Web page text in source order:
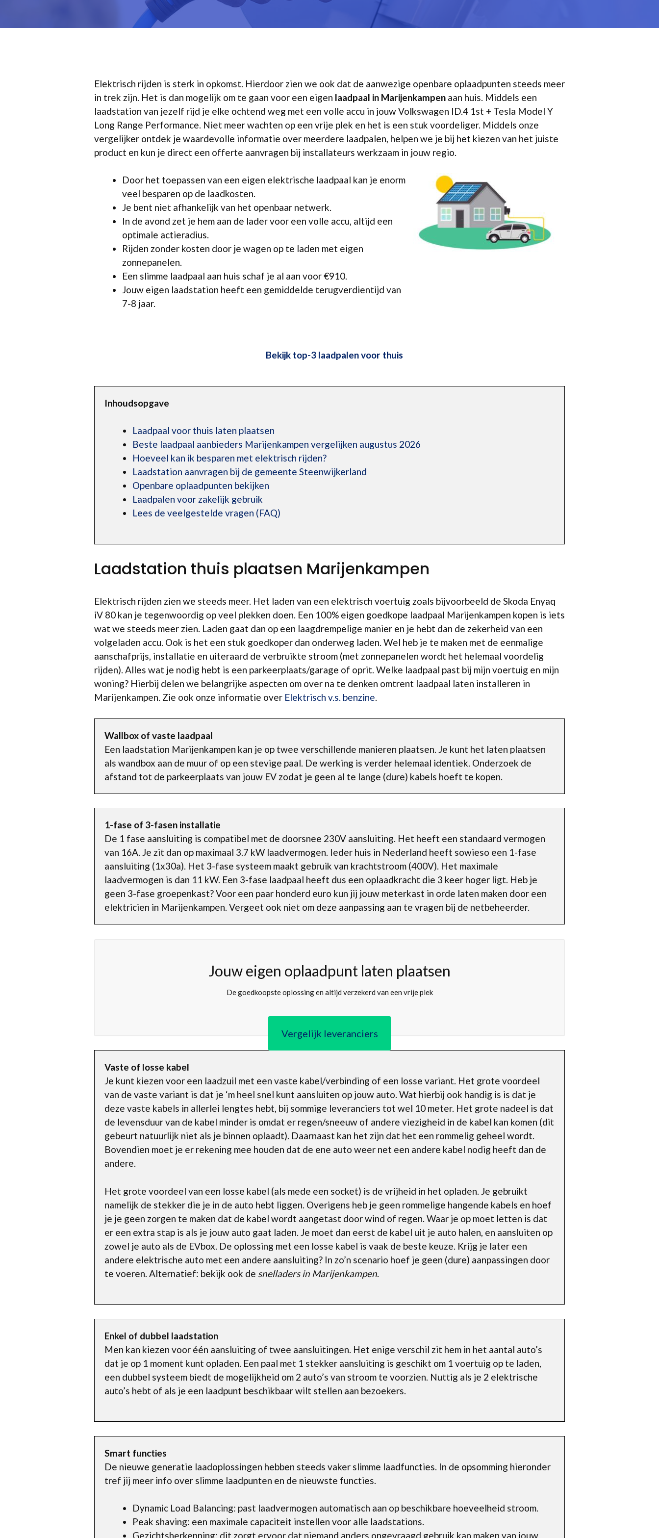
Elektrisch rijden is sterk in opkomst. Hierdoor zien we ook dat de aanwezige openbare oplaadpunten steeds meer
in trek zijn. Het is dan mogelijk om te gaan voor een eigen laadpaal in Marijenkampen aan huis. Middels een
laadstation van jezelf rijd je elke ochtend weg met een volle accu in jouw Volkswagen ID.4 1st + Tesla Model Y
Long Range Performance. Niet meer wachten op een vrije plek en het is een stuk voordeliger. Middels onze
vergelijker ontdek je waardevolle informatie over meerdere laadpalen, helpen we je bij het kiezen van het juiste
product en kun je direct een offerte aanvragen bij installateurs werkzaam in jouw regio.
Door het toepassen van een eigen elektrische laadpaal kan je enorm
veel besparen op de laadkosten.
Je bent niet afhankelijk van het openbaar netwerk.
In de avond zet je hem aan de lader voor een volle accu, altijd een
optimale actieradius.
Rijden zonder kosten door je wagen op te laden met eigen
zonnepanelen.
Een slimme laadpaal aan huis schaf je al aan voor €910.
Jouw eigen laadstation heeft een gemiddelde terugverdientijd van
7-8 jaar.
Bekijk top-3 laadpalen voor thuis
Inhoudsopgave
Laadpaal voor thuis laten plaatsen
Beste laadpaal aanbieders Marijenkampen vergelijken augustus 2026
Hoeveel kan ik besparen met elektrisch rijden?
Laadstation aanvragen bij de gemeente Steenwijkerland
Openbare oplaadpunten bekijken
Laadpalen voor zakelijk gebruik
Lees de veelgestelde vragen (FAQ)
Laadstation thuis plaatsen Marijenkampen
Elektrisch rijden zien we steeds meer. Het laden van een elektrisch voertuig zoals bijvoorbeeld de Skoda Enyaq
iV 80 kan je tegenwoordig op veel plekken doen. Een 100% eigen goedkope laadpaal Marijenkampen kopen is iets
wat we steeds meer zien. Laden gaat dan op een laagdrempelige manier en je hebt dan de zekerheid van een
volgeladen accu. Ook is het een stuk goedkoper dan onderweg laden. Wel heb je te maken met de eenmalige
aanschafprijs, installatie en uiteraard de verbruikte stroom (met zonnepanelen wordt het helemaal voordelig
rijden). Alles wat je nodig hebt is een parkeerplaats/garage of oprit. Welke laadpaal past bij mijn voertuig en mijn
woning? Hierbij delen we belangrijke aspecten om over na te denken omtrent laadpaal laten installeren in
Marijenkampen. Zie ook onze informatie over Elektrisch v.s. benzine.
Wallbox of vaste laadpaal
Een laadstation Marijenkampen kan je op twee verschillende manieren plaatsen. Je kunt het laten plaatsen
als wandbox aan de muur of op een stevige paal. De werking is verder helemaal identiek. Onderzoek de
afstand tot de parkeerplaats van jouw EV zodat je geen al te lange (dure) kabels hoeft te kopen.
1-fase of 3-fasen installatie
De 1 fase aansluiting is compatibel met de doorsnee 230V aansluiting. Het heeft een standaard vermogen
van 16A. Je zit dan op maximaal 3.7 kW laadvermogen. Ieder huis in Nederland heeft sowieso een 1-fase
aansluiting (1x30a). Het 3-fase systeem maakt gebruik van krachtstroom (400V). Het maximale
laadvermogen is dan 11 kW. Een 3-fase laadpaal heeft dus een oplaadkracht die 3 keer hoger ligt. Heb je
geen 3-fase groepenkast? Voor een paar honderd euro kun jij jouw meterkast in orde laten maken door een
elektricien in Marijenkampen. Vergeet ook niet om deze aanpassing aan te vragen bij de netbeheerder.
Jouw eigen oplaadpunt laten plaatsen
De goedkoopste oplossing en altijd verzekerd van een vrije plek
Vergelijk leveranciers
Vaste of losse kabel
Je kunt kiezen voor een laadzuil met een vaste kabel/verbinding of een losse variant. Het grote voordeel
van de vaste variant is dat je ‘m heel snel kunt aansluiten op jouw auto. Wat hierbij ook handig is is dat je
deze vaste kabels in allerlei lengtes hebt, bij sommige leveranciers tot wel 10 meter. Het grote nadeel is dat
de levensduur van de kabel minder is omdat er regen/sneeuw of andere viezigheid in de kabel kan komen (dit
gebeurt natuurlijk niet als je binnen oplaadt). Daarnaast kan het zijn dat het een rommelig geheel wordt.
Bovendien moet je er rekening mee houden dat de ene auto weer net een andere kabel nodig heeft dan de
andere.
Het grote voordeel van een losse kabel (als mede een socket) is de vrijheid in het opladen. Je gebruikt
namelijk de stekker die je in de auto hebt liggen. Overigens heb je geen rommelige hangende kabels en hoef
je je geen zorgen te maken dat de kabel wordt aangetast door wind of regen. Waar je op moet letten is dat
er een extra stap is als je jouw auto gaat laden. Je moet dan eerst de kabel uit je auto halen, en aansluiten op
zowel je auto als de EVbox. De oplossing met een losse kabel is vaak de beste keuze. Krijg je later een
andere elektrische auto met een andere aansluiting? In zo’n scenario hoef je geen (dure) aanpassingen door
te voeren. Alternatief: bekijk ook de snelladers in Marijenkampen
Enkel of dubbel laadstation
Men kan kiezen voor één aansluiting of twee aansluitingen. Het enige verschil zit hem in het aantal auto’s
dat je op 1 moment kunt opladen. Een paal met 1 stekker aansluiting is geschikt om 1 voertuig op te laden,
een dubbel systeem biedt de mogelijkheid om 2 auto’s van stroom te voorzien. Nuttig als je 2 elektrische
auto’s hebt of als je een laadpunt beschikbaar wilt stellen aan bezoekers.
Smart functies
De nieuwe generatie laadoplossingen hebben steeds vaker slimme laadfuncties. In de opsomming hieronder
tref jij meer info over slimme laadpunten en de nieuwste functies.
Dynamic Load Balancing: past laadvermogen automatisch aan op beschikbare hoeveelheid stroom.
Peak shaving: een maximale capaciteit instellen voor alle laadstations.
Gezichtsherkenning: dit zorgt ervoor dat niemand anders ongevraagd gebruik kan maken van jouw